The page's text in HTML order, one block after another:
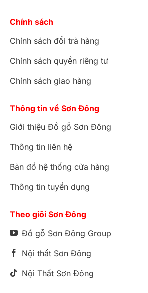
Chính sách
Chính sách đổi trả hàng
Chính sách quyền riêng tư
Chính sách giao hàng
Thông tin về Sơn Đông
Giới thiệu Đồ gỗ Sơn Đông
Thông tin liên hệ
Bản đồ hệ thống cửa hàng
Thông tin tuyển dụng
Theo giõi Sơn Đông
Đồ gỗ Sơn Đông Group
Nội thất Sơn Đông
Nội Thất Sơn Đông